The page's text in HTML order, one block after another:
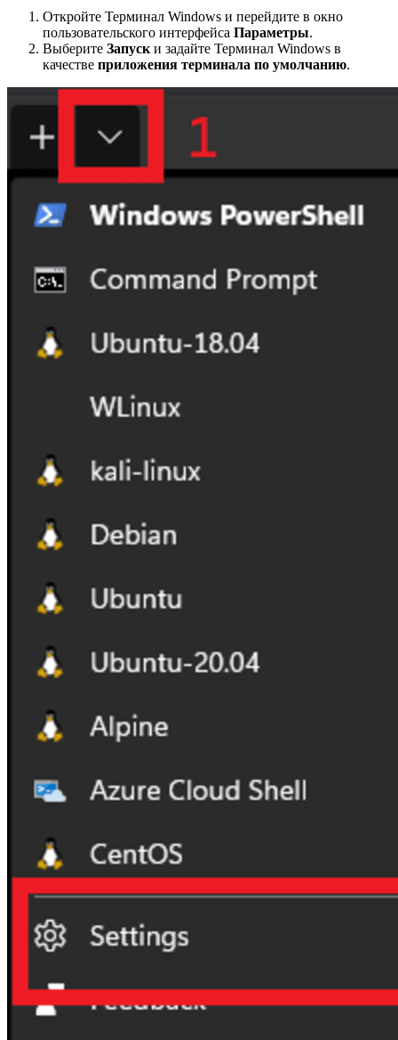
Откройте Терминал Windows и перейдите в окно
пользовательского интерфейса Параметры.
Выберите Запуск и задайте Терминал Windows в
качестве приложения терминала по умолчанию.